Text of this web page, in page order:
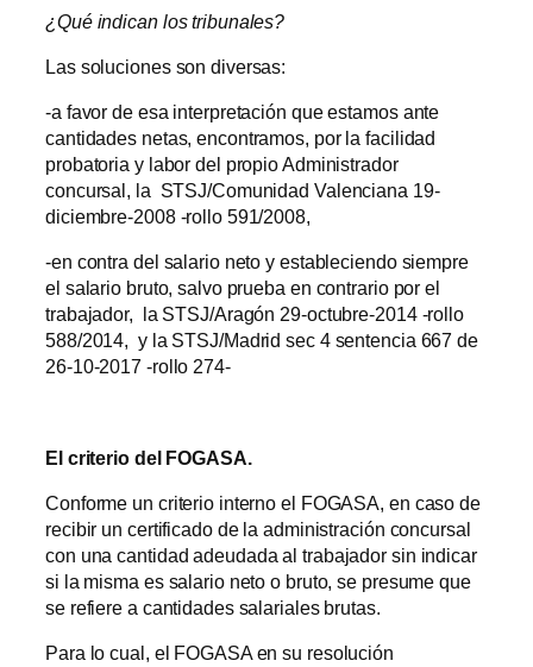
¿Qué indican los tribunales?
Las soluciones son diversas:
-a favor de esa interpretación que estamos ante
cantidades netas, encontramos, por la facilidad
probatoria y labor del propio Administrador
concursal, la STSJ/Comunidad Valenciana 19-
diciembre-2008 -rollo 591/2008,
-en contra del salario neto y estableciendo siempre
el salario bruto, salvo prueba en contrario por el
trabajador, la STSJ/Aragón 29-octubre-2014 -rollo
588/2014, y la STSJ/Madrid sec 4 sentencia 667 de
26-10-2017 -rollo 274-
El criterio del FOGASA.
Conforme un criterio interno el FOGASA, en caso de
recibir un certificado de la administración concursal
con una cantidad adeudada al trabajador sin indicar
si la misma es salario neto o bruto, se presume que
se refiere a cantidades salariales brutas.
Para lo cual, el FOGASA en su resolución